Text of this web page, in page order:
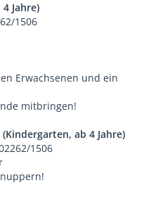
Jahre)
1506
Erwachsenen und ein
mitbringen!
ab 4 Jahre)
1506